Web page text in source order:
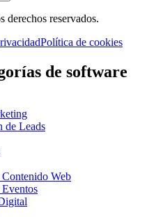
derechos reservados.
Política de cookies
de software
de Leads
Web